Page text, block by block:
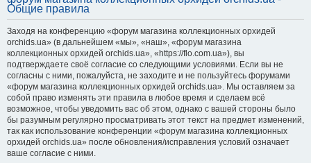
Общие правила
Заходя на конференцию «форум магазина коллекционных орхидей
orchids.ua» (в дальнейшем «мы», «наш», «форум магазина
коллекционных орхидей orchids.ua», «https://flo.com.ua»), вы
подтверждаете своё согласие со следующими условиями. Если вы не
согласны с ними, пожалуйста, не заходите и не пользуйтесь форумами
«форум магазина коллекционных орхидей orchids.ua». Мы оставляем за
собой право изменять эти правила в любое время и сделаем всё
возможное, чтобы уведомить вас об этом, однако с вашей стороны было
бы разумным регулярно просматривать этот текст на предмет изменений,
так как использование конференции «форум магазина коллекционных
орхидей orchids.ua» после обновления/исправления условий означает
ваше согласие с ними.